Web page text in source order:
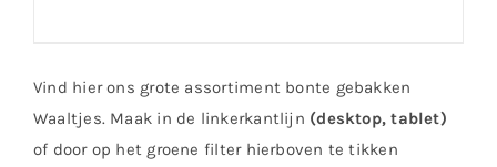
Vind hier ons grote assortiment bonte gebakken
Waaltjes. Maak in de linkerkantlijn (desktop, tablet)
of door op het groene filter hierboven te tikken